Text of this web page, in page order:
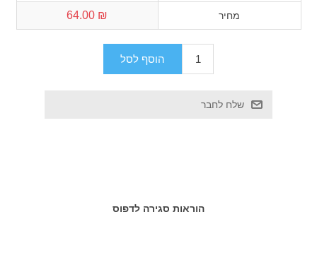
מחיר ₪ 64.00
הוראות סגירה לדפוס